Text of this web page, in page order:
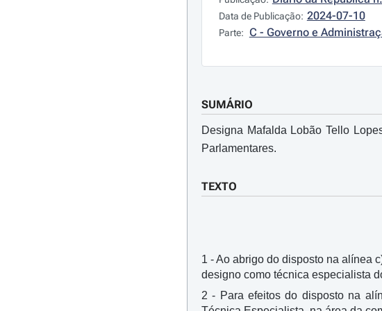
Data de Publicação: 2024-07-10
Parte: C - Governo e
SUMÁRIO
Designa Mafalda Lobão Tello
Parlamentares.
TEXTO
1 - Ao abrigo do disposto na alínea
designo como técnica especialista
2 - Para efeitos do disposto na